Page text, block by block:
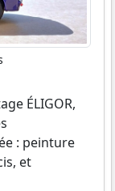
ÉLIGOR,
: peinture
et